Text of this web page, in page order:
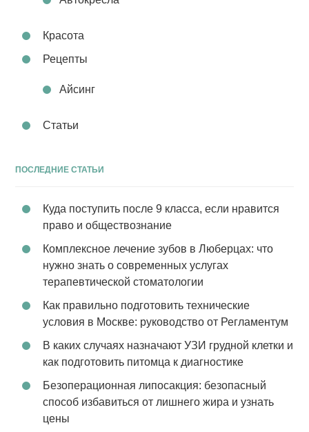
Красота
Рецепты
Айсинг
Статьи
ПОСЛЕДНИЕ СТАТЬИ
Куда поступить после 9 класса, если нравится
право и обществознание
Комплексное лечение зубов в Люберцах: что
нужно знать о современных услугах
терапевтической стоматологии
Как правильно подготовить технические
условия в Москве: руководство от Регламентум
В каких случаях назначают УЗИ грудной клетки и
как подготовить питомца к диагностике
Безоперационная липосакция: безопасный
способ избавиться от лишнего жира и узнать
цены